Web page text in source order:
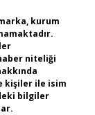
kurum
niteliği
kişiler ile isim
bilgiler